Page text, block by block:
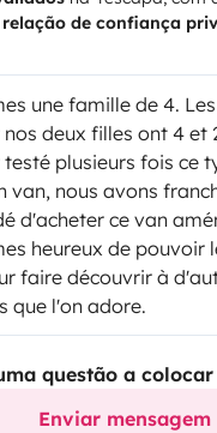
relação de confiança
une famille de 4.
deux filles ont 4 et
plusieurs fois ce
van, nous avons
d'acheter ce van
heureux de pouvoir
faire découvrir à
que l'on adore.
questão a
Enviar mensagem